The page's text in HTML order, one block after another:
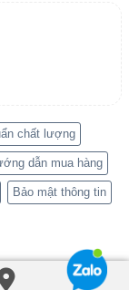
chất lượng
dẫn mua hàng
Bảo mật thông tin